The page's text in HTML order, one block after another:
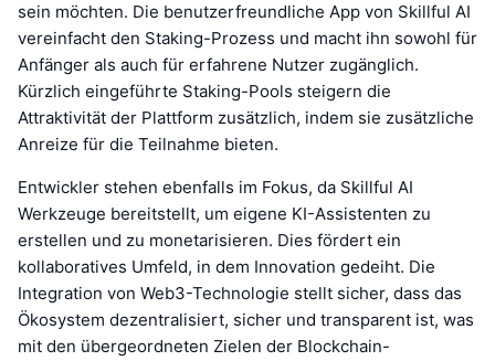
sein möchten. Die benutzerfreundliche App von Skillful AI
vereinfacht den Staking-Prozess und macht ihn sowohl für
Anfänger als auch für erfahrene Nutzer zugänglich.
Kürzlich eingeführte Staking-Pools steigern die
Attraktivität der Plattform zusätzlich, indem sie zusätzliche
Anreize für die Teilnahme bieten.
Entwickler stehen ebenfalls im Fokus, da Skillful AI
Werkzeuge bereitstellt, um eigene KI-Assistenten zu
erstellen und zu monetarisieren. Dies fördert ein
kollaboratives Umfeld, in dem Innovation gedeiht. Die
Integration von Web3-Technologie stellt sicher, dass das
Ökosystem dezentralisiert, sicher und transparent ist, was
mit den übergeordneten Zielen der Blockchain-